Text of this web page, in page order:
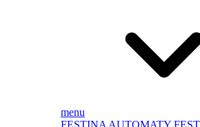
menu
FESTINA AUTOMATY